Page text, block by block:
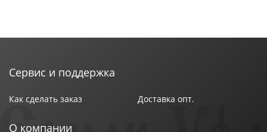
Сервис и поддержка
Как сделать заказ Доставка опт.
О компании